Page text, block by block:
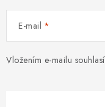
E-mail
Vložením e-mailu